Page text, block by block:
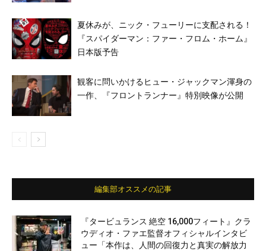
夏休みが、ニック・フューリーに支配される！
『スパイダーマン：ファー・フロム・ホーム』
日本版予告
観客に問いかけるヒュー・ジャックマン渾身の
一作、『フロントランナー』特別映像が公開
編集部オススメの記事
『タービュランス 絶空 16,000フィート』クラ
ウディオ・ファエ監督オフィシャルインタビ
ュー「本作は、人間の回復力と真実の解放力